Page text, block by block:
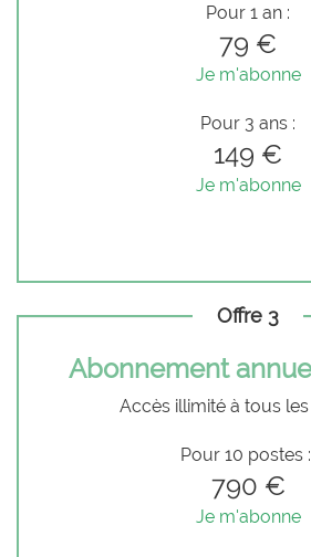
Pour 1 an :
79 €
Je m'abonne
Pour 3 ans :
149 €
Je m'abonne
Offre 3
Abonnement
Accès illimité à tous
Pour 10 postes :
790 €
Je m'abonne